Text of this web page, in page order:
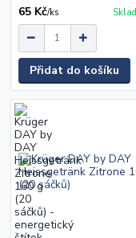
65 Kč/ks
Přidat do košíku